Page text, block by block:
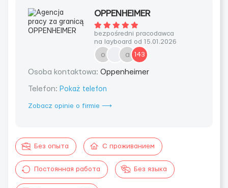
OPPENHEIMER
bezpośredni pracodawca
na layboard od 15.01.2026
о а 143
Osoba kontaktowa: Oppenheimer
Telefon: Pokaż telefon
Zobacz opinie o firmie ⟶
Без опыта С проживанием
Постоянная работа Без языка